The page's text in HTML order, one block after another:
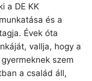
a DE KK
és a
Évek óta
vallja, hogy a
szem
a család áll,